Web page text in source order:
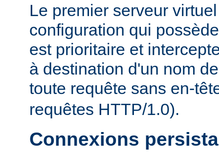
Le premier serveur
configuration qui
est prioritaire et
à destination d'un nom
toute requête sans en-
requêtes HTTP/1.0).
Connexions